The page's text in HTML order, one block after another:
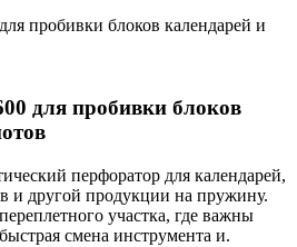
для пробивки блоков
перфоратор для календарей,
и другой продукции на пружину.
участка, где важны
смена инструмента и.